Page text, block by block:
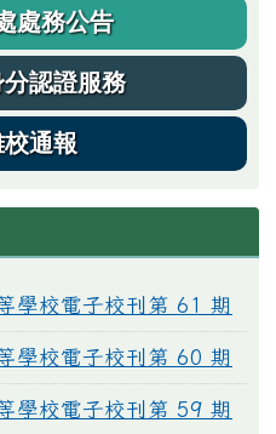
處務公告
認證服務
通報
學校電子校刊第 61 期
學校電子校刊第 60 期
學校電子校刊第 59 期